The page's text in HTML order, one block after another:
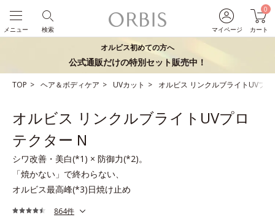
マイページ
0
カート
検索
メニュー
オルビス初めての方へ
公式通販だけの特別セット販売中！
TOP ヘア＆ボディケア UVカット オルビス リンクルブライトUVプ
オルビス リンクルブライトUVプロ
テクター N
シワ改善・美白(*1) × 防御力(*2)。
「焼かない」で終わらない、
オルビス最高峰(*3)日焼け止め
864件